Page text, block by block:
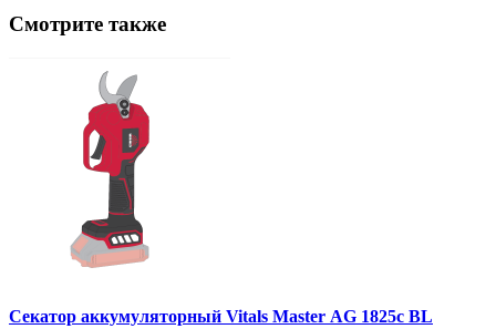
Смотрите также
Секатор аккумуляторный Vitals Master AG 1825c BL